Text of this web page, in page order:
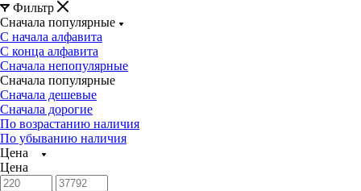
Фильтр
Сначала популярные
С начала алфавита
С конца алфавита
Сначала непопулярные
Сначала популярные
Сначала дешевые
Сначала дорогие
По возрастанию наличия
По убыванию наличия
Цена
Цена